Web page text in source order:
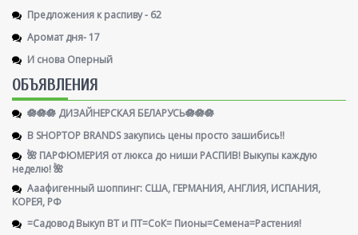
Предложения к распиву - 62
Аромат дня- 17
И снова Оперный
ОБЪЯВЛЕНИЯ
🪷🪷🪷 ДИЗАЙНЕРСКАЯ БЕЛАРУСЬ🪷🪷🪷
В SHOPTOP BRANDS закупись цены просто зашибись!!
🌺 ПАРФЮМЕРИЯ от люкса до ниши РАСПИВ! Выкупы каждую
неделю! 🌺
Ааафигенный шоппинг: США, ГЕРМАНИЯ, АНГЛИЯ, ИСПАНИЯ,
КОРЕЯ, РФ
=Садовод Выкуп ВТ и ПТ=СоК= Пионы=Семена=Растения!